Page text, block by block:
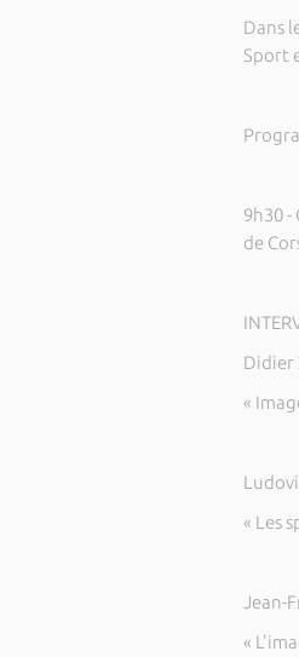
Dans
Sport
9h30
de
Didier
«
« Les
Jean-
«